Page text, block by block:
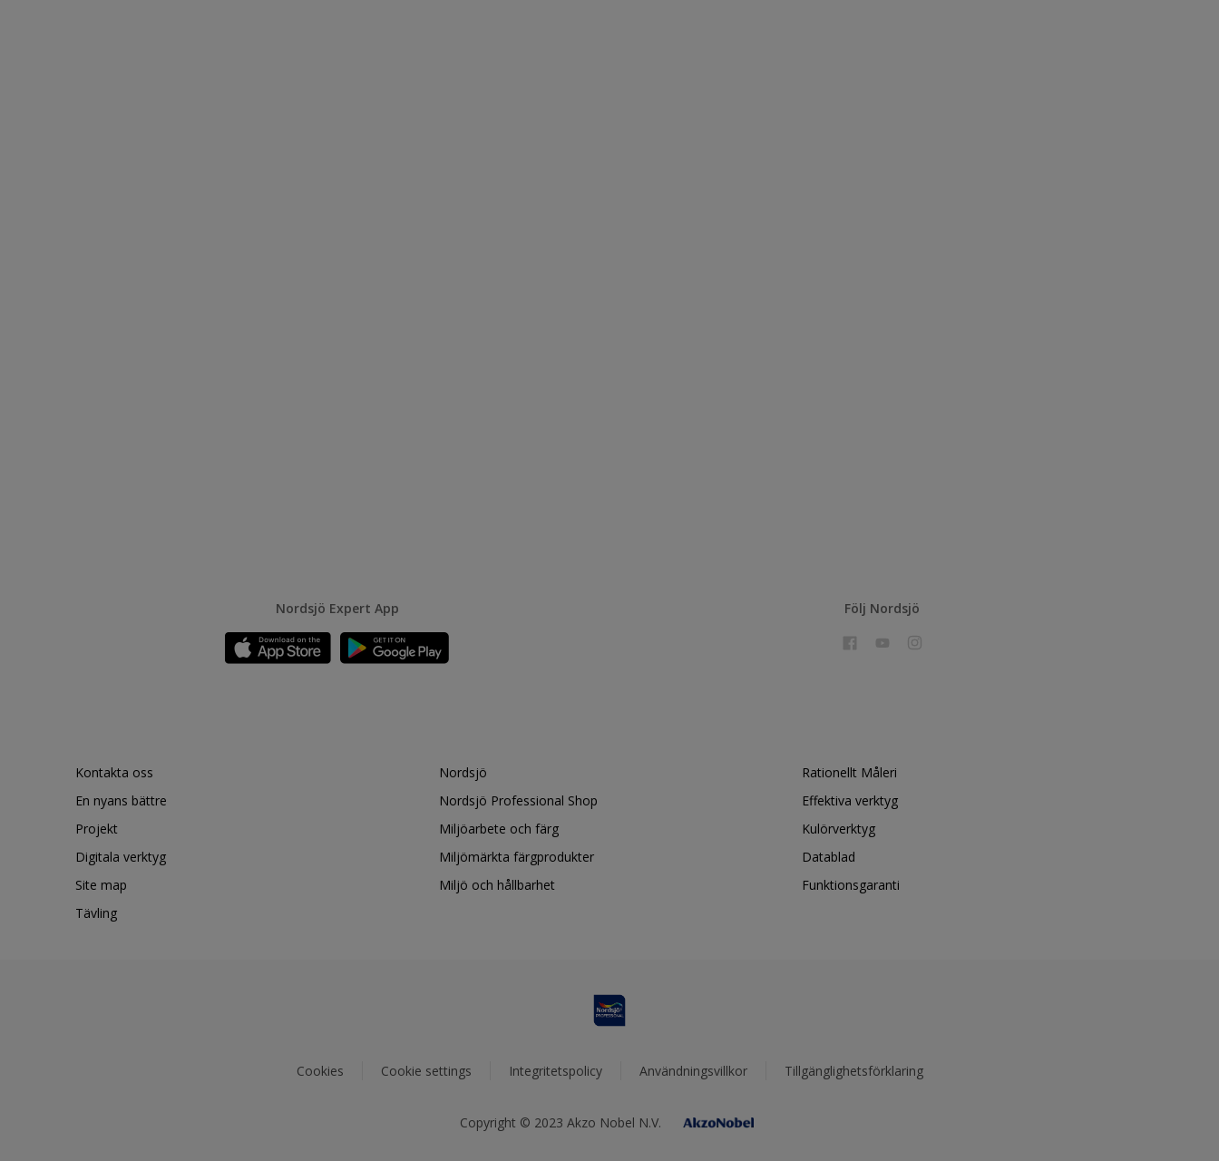
Nordsjö Expert App Följ Nordsjö
Kontakta oss
En nyans bättre
Projekt
Digitala verktyg
Site map
Tävling
Nordsjö
Nordsjö Professional Shop
Miljöarbete och färg
Miljömärkta färgprodukter
Miljö och hållbarhet
Rationellt Måleri
Effektiva verktyg
Kulörverktyg
Datablad
Funktionsgaranti
Cookies Cookie settings Integritetspolicy Användningsvillkor Tillgänglighetsförklaring
Copyright © 2023 Akzo Nobel N.V.